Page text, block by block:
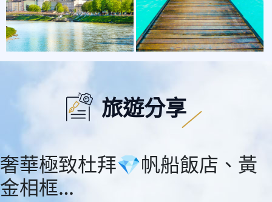
旅遊分享
奢華極致杜拜💎帆船飯店、黃
金相框…